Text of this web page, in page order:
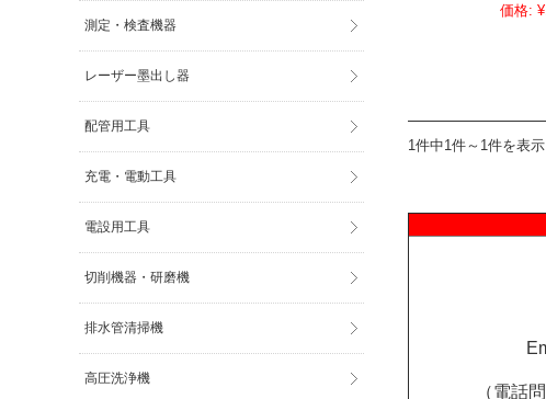
価格:
1件中1件～1件を表示
（電話
測定・検査機器
レーザー墨出し器
配管用工具
充電・電動工具
電設用工具
切削機器・研磨機
排水管清掃機
高圧洗浄機